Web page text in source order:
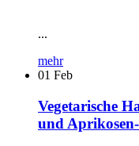
...
mehr
01 Feb
Vegetarische
und